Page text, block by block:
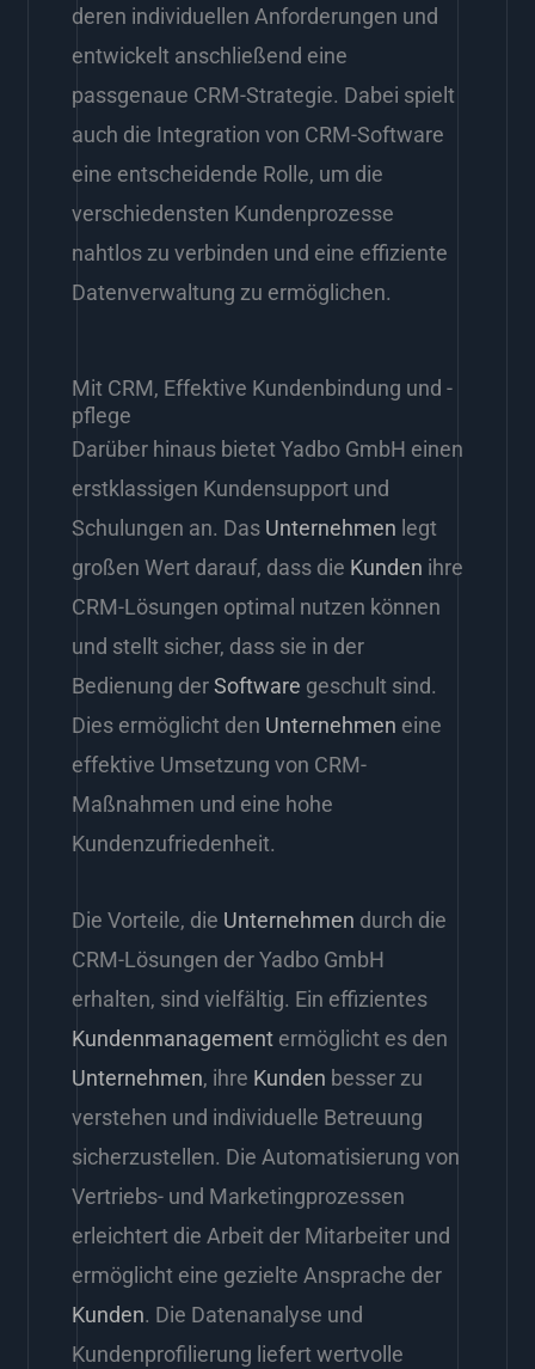
deren individuellen Anforderungen und
entwickelt anschließend eine
passgenaue CRM-Strategie. Dabei spielt
auch die Integration von CRM-Software
eine entscheidende Rolle, um die
verschiedensten Kundenprozesse
nahtlos zu verbinden und eine effiziente
Datenverwaltung zu ermöglichen.
Mit CRM, Effektive Kundenbindung und -
pflege
Darüber hinaus bietet Yadbo GmbH einen
erstklassigen Kundensupport und
Schulungen an. Das Unternehmen legt
großen Wert darauf, dass die Kunden ihre
CRM-Lösungen optimal nutzen können
und stellt sicher, dass sie in der
Bedienung derSoftware geschult sind.
Dies ermöglicht den Unternehmen eine
effektive Umsetzung von CRM-
Maßnahmen und eine hohe
Kundenzufriedenheit.
Die Vorteile, die Unternehmen durch die
CRM-Lösungen der Yadbo GmbH
erhalten, sind vielfältig. Ein effizientes
Kundenmanagement ermöglicht es den
Unternehmen, ihre Kunden besser zu
verstehen und individuelle Betreuung
sicherzustellen. Die Automatisierung von
Vertriebs- und Marketingprozessen
erleichtert die Arbeit der Mitarbeiter und
ermöglicht eine gezielte Ansprache der
Kunden. Die Datenanalyse und
Kundenprofilierung liefert wertvolle